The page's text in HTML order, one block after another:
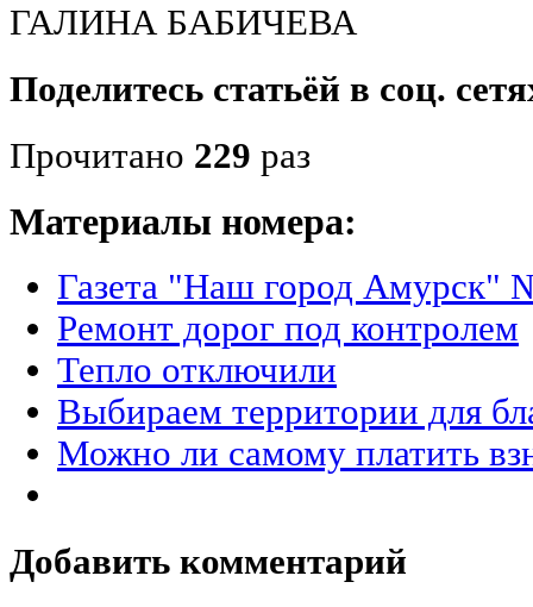
ГАЛИНА БАБИЧЕВА
Поделитесь статьёй в соц.
Прочитано 229 раз
Материалы номера:
Газета "Наш город Амурск"
Ремонт дорог под контролем
Тепло отключили
Выбираем территории для
Можно ли самому платить
Добавить комментарий